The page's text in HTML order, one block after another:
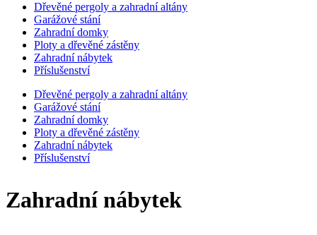
Dřevěné pergoly a zahradní altány
Garážové stání
Zahradní domky
Ploty a dřevěné zástěny
Zahradní nábytek
Příslušenství
Dřevěné pergoly a zahradní altány
Garážové stání
Zahradní domky
Ploty a dřevěné zástěny
Zahradní nábytek
Příslušenství
Zahradní nábytek